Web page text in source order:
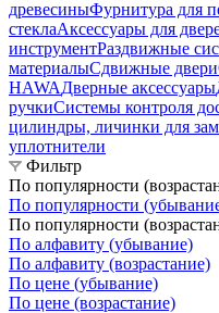
древесиныФурнитура для
стеклаАксессуары для
инструментРаздвижные
материалыСдвижные двери
HAWAДверные аксессуары
ручкиСистемы контроля
цилиндры, личинки для
уплотнители
Фильтр
По популярности
По популярности
По популярности
По алфавиту (убывание)
По алфавиту (возрастание)
По цене (убывание)
По цене (возрастание)